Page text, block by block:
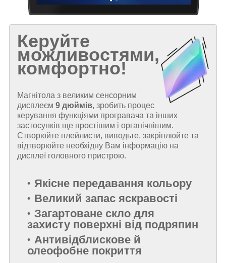
Керуйте
можливостями,
комфортно!
Магнітола з великим сенсорним
дисплеєм 9 дюймів, зробить процес
керування функціями програвача та інших
застосунків ще простішим і органічнішим.
Створюйте плейлисти, виводьте, закріплюйте та
відтворюйте необхідну Вам інформацію на
дисплеї головного пристрою.
Якісне передавання кольору
Великий запас яскравості
Загартоване скло для
захисту поверхні від подряпин
Антивідблискове й
олеофобне покриття